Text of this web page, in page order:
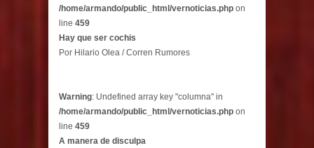
/home/armando/public_html/vernoticias.php on
line 459
Hay que ser cochis
Por Hilario Olea / Corren Rumores
Warning: Undefined array key "columna" in
/home/armando/public_html/vernoticias.php on
line 459
A manera de disculpa